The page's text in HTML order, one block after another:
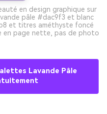
en design graphique sur
pâle #dac9f3 et blanc
et titres améthyste foncé
en page nette, pas de photo
Lavande Pâle